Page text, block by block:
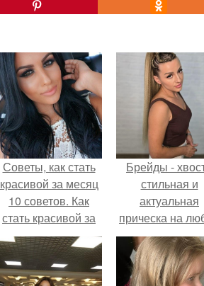
Советы, как стать
красивой за месяц
10 советов. Как
стать красивой за
месяц: 10 советов.
Брейды -
стильная и
актуальная
прическа на
случай.